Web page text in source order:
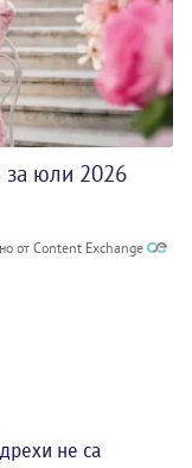
за юли 2026
от Content Exchange
не са